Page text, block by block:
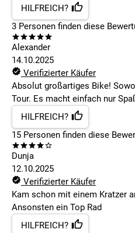
HILFREICH?
3 Personen finden diese
Alexander
14.10.2025
Verifizierter Käufer
Absolut großartiges Bike!
Tour. Es macht einfach nur
HILFREICH?
15 Personen finden diese
Dunja
12.10.2025
Verifizierter Käufer
Kam schon mit einem Kratzer
Ansonsten ein Top Rad
HILFREICH?